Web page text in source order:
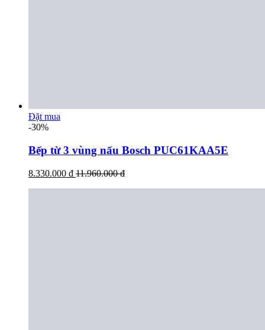
Đặt mua
-30%
Bếp từ 3 vùng nấu Bosch PUC61KAA5E
8.330.000 đ 11.960.000 đ